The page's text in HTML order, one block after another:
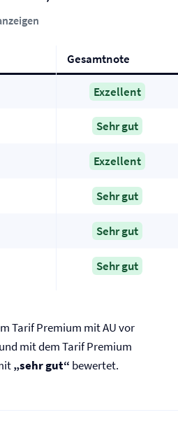
Gesamtnote
Exzellent
Sehr gut
Exzellent
Sehr gut
Sehr gut
Sehr gut
Tarif Premium mit AU vor
und mit dem Tarif Premium
„sehr gut“ bewertet.